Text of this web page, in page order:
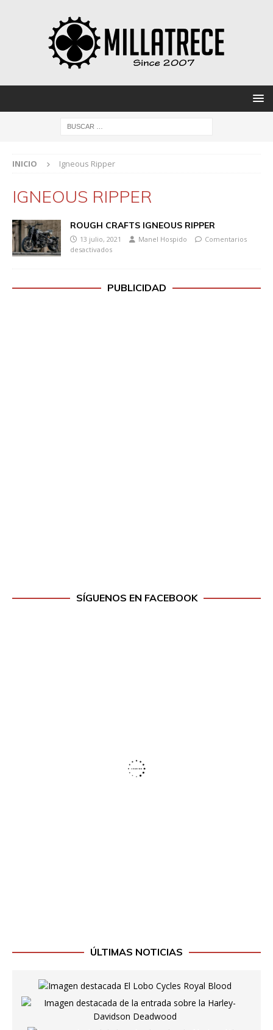
INICIO Igneous Ripper
IGNEOUS RIPPER
ROUGH CRAFTS IGNEOUS RIPPER
13 julio, 2021 Manel Hospido
Comentarios
desactivados
PUBLICIDAD
SÍGUENOS EN FACEBOOK
ÚLTIMAS NOTICIAS